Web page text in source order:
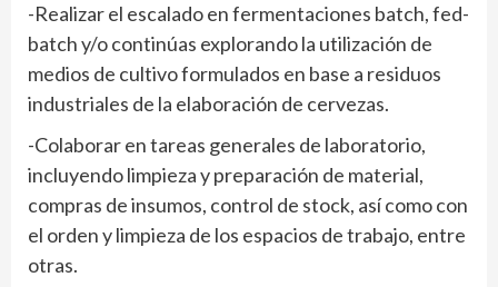
-Realizar el escalado en fermentaciones batch, fed-
batch y/o continúas explorando la utilización de
medios de cultivo formulados en base a residuos
industriales de la elaboración de cervezas.
-Colaborar en tareas generales de laboratorio,
incluyendo limpieza y preparación de material,
compras de insumos, control de stock, así como con
el orden y limpieza de los espacios de trabajo, entre
otras.